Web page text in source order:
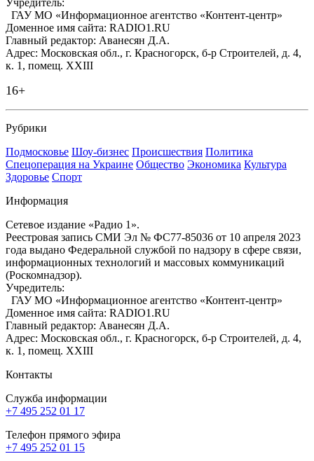
ГАУ МО «Информационное агентство «Контент-центр»
Доменное имя сайта: RADIO1.RU
Главный редактор: Аванесян Д.А.
Адрес: Московская обл., г. Красногорск, б-р Строителей, д. 4,
к. 1, помещ. XXIII
16+
Рубрики
Подмосковье Шоу-бизнес Происшествия Политика
Спецоперация на Украине Общество Экономика Культура
Здоровье Спорт
Информация
Сетевое издание «Радио 1».
Реестровая запись СМИ Эл № ФС77-85036 от 10 апреля 2023
года выдано Федеральной службой по надзору в сфере связи,
информационных технологий и массовых коммуникаций
(Роскомнадзор).
Учредитель:
ГАУ МО «Информационное агентство «Контент-центр»
Доменное имя сайта: RADIO1.RU
Главный редактор: Аванесян Д.А.
Адрес: Московская обл., г. Красногорск, б-р Строителей, д. 4,
к. 1, помещ. XXIII
Контакты
Служба информации
+7 495 252 01 17
Телефон прямого эфира
+7 495 252 01 15